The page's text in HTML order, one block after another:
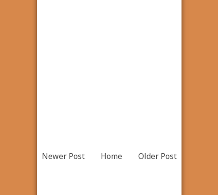
Newer Post Older Post
Home